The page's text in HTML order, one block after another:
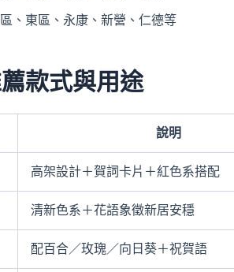
、東區、永康、新營、仁德等
款式與用途
說明
高架設計＋賀詞卡片＋紅色系搭配
清新色系＋花語象徵新居安穩
配百合／玫瑰／向日葵＋祝賀語